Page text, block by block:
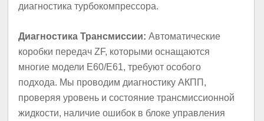
диагностика турбокомпрессора.
Диагностика Трансмиссии: Автоматические
коробки передач ZF, которыми оснащаются
многие модели E60/E61, требуют особого
подхода. Мы проводим диагностику АКПП,
проверяя уровень и состояние трансмиссионной
жидкости, наличие ошибок в блоке управления